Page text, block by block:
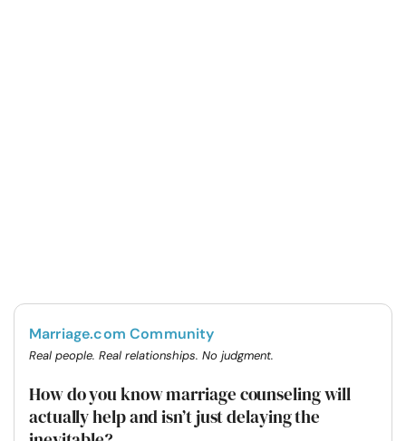
Marriage.com Community
Real people. Real relationships. No judgment.
How do you know marriage counseling will
actually help and isn’t just delaying the